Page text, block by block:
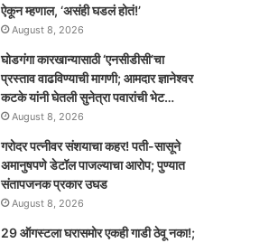
ऐकून म्हणाल, ‘असंही घडलं होतं!’
August 8, 2026
घोडगंगा कारखान्यासाठी ‘एनसीडीसी’चा
प्रस्ताव वाढविण्याची मागणी; आमदार ज्ञानेश्वर
कटके यांनी घेतली सुनेत्रा पवारांची भेट…
August 8, 2026
गरोदर पत्नीवर संशयाचा कहर! पती-सासूने
अमानुषपणे डेटॉल पाजल्याचा आरोप; पुण्यात
संतापजनक प्रकार उघड
August 8, 2026
29 ऑगस्टला घरासमोर एकही गाडी ठेवू नका!;